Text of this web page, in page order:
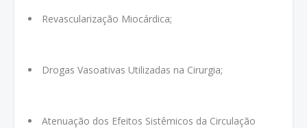
Revascularização Miocárdica;
Drogas Vasoativas Utilizadas na Cirurgia;
Atenuação dos Efeitos Sistêmicos da Circulação